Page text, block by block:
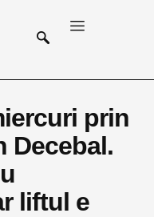
prin
Decebal.
liftul e